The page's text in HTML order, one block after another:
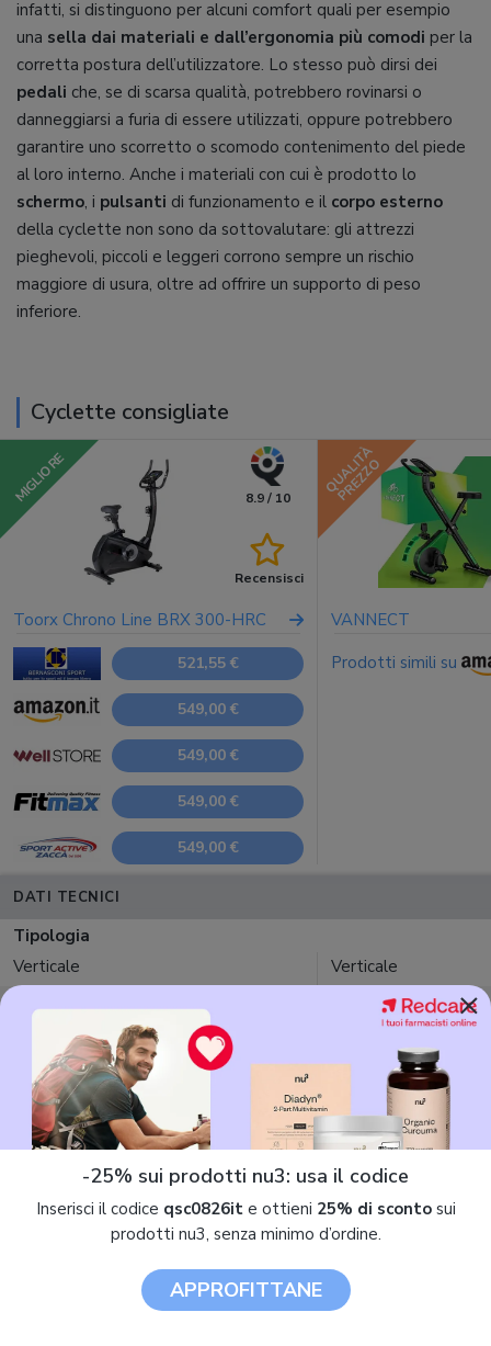
infatti, si distinguono per alcuni comfort quali per esempio
una sella dai materiali e dall’ergonomia più comodi per la
corretta postura dell’utilizzatore. Lo stesso può dirsi dei
pedali che, se di scarsa qualità, potrebbero rovinarsi o
danneggiarsi a furia di essere utilizzati, oppure potrebbero
garantire uno scorretto o scomodo contenimento del piede
al loro interno. Anche i materiali con cui è prodotto lo
schermo, i pulsanti di funzionamento e il corpo esterno
della cyclette non sono da sottovalutare: gli attrezzi
pieghevoli, piccoli e leggeri corrono sempre un rischio
maggiore di usura, oltre ad offrire un supporto di peso
inferiore.
Cyclette consigliate
MIGLIORE 8.9 / 10
Recensisci
QUALITÀ
PREZZO
Toorx Chrono Line BRX 300-HRC VANNECT
521,55 € Prodotti simili su
549,00 €
549,00 €
549,00 €
549,00 €
DATI TECNICI
Tipologia
Verticale
Verticale
150 kg
Peso volano
14 kg
Tipologia resistenza
Elettromagnetica
Magnetica
Programmi preimpostati
n.d.
Informazioni display
Calorie, Distanza, Livello di resistenza,
Calorie, Distanza,
×
-25% sui prodotti nu3: usa il codice
Inserisci il codice qsc0826ite ottieni 25% di scontosui
prodotti nu3, senza minimo d’ordine.
APPROFITTANE